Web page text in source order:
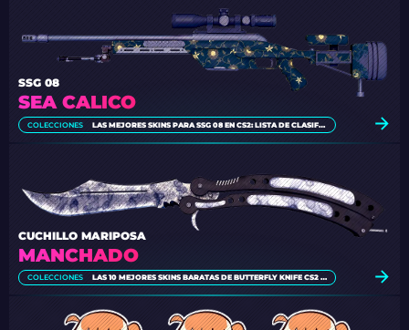
SEA CALICO
SSG 08
COLECCIONES LAS MEJORES SKINS PARA SSG 08 EN CS2: LISTA DE CLASIFICACIÓN [2026]
MANCHADO
CUCHILLO MARIPOSA
COLECCIONES LAS 10 MEJORES SKINS BARATAS DE BUTTERFLY KNIFE CS2 [2026]